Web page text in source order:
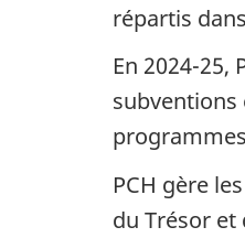
répartis
En 2024-
subventions
PCH gère
du Trésor et